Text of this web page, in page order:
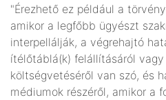
"Érezhető ez például a
amikor a legfőbb ügyészt
interpellálják, a végrehajtó
ítélőtáblá(k) felállításáról
költségvetéséről van szó, és
médiumok részéről, amikor a